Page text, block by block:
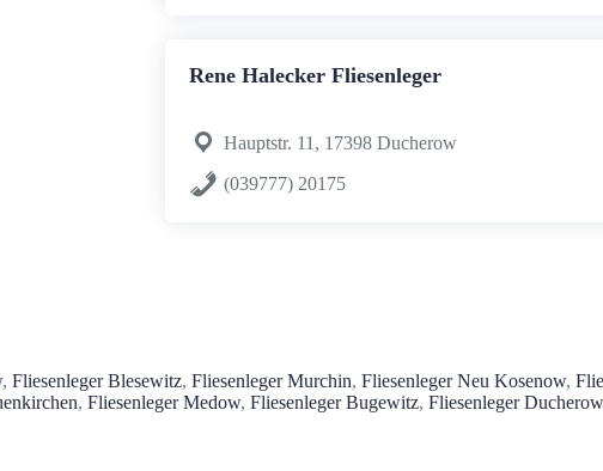
Rene Halecker Fliesenleger
Hauptstr. 11, 17398 Ducherow
(039777) 20175
, Fliesenleger Blesewitz, Fliesenleger Murchin, Fliesenleger Neu Kosenow,
, Fliesenleger Medow, Fliesenleger Bugewitz, Fliesenleger Ducherow